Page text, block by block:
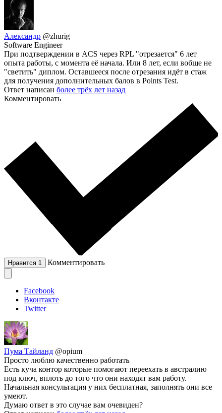
Александр @zhurig
Software Engineer
При подтверждении в ACS через RPL "отрезается" 6 лет
опыта работы, с момента её начала. Или 8 лет, если вобще не
"светить" диплом. Оставшееся после отрезания идёт в стаж
для получения дополнительных балов в Points Test.
Ответ написан более трёх лет назад
Комментировать
Нравится 1 Комментировать
Facebook
Вконтакте
Twitter
Пума Тайланд @opium
Просто люблю качественно работать
Есть куча контор которые помогают переехать в австралию
под ключ, вплоть до того что они находят вам работу.
Начальная консультация у них бесплатная, заполнять они все
умеют.
Думаю ответ в это случае вам очевиден?